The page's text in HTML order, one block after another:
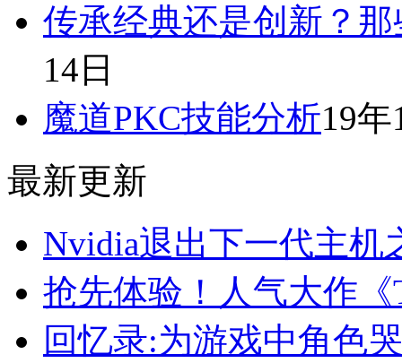
传承经典还是创新？
14日
魔道PKC技能分析19
最新更新
Nvidia退出下一代主
抢先体验！人气大作
回忆录:为游戏中角色